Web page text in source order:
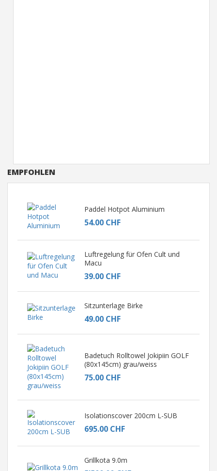
EMPFOHLEN
Paddel Hotpot Aluminium
54.00 CHF
Luftregelung für Ofen Cult und
Macu
39.00 CHF
Sitzunterlage Birke
49.00 CHF
Badetuch Rolltowel Jokipiin GOLF
(80x145cm) grau/weiss
75.00 CHF
Isolationscover 200cm L-SUB
695.00 CHF
Grillkota 9.0m